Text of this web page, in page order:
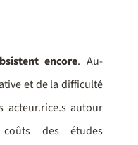
encore. Au-
et de la difficulté
acteur.rice.s autour
des études